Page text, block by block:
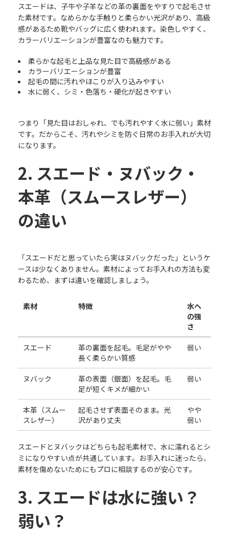
スエードは、子牛や子羊などの革の裏面をやすりで起毛させ
た素材です。なめらかな手触りと柔らかい光沢があり、高級
感があるため靴やバッグに広く使われます。染色しやすく、
カラーバリエーションが豊富なのも魅力です。
柔らかな起毛と上品な見た目で高級感がある
カラーバリエーションが豊富
起毛の間に汚れやほこりが入り込みやすい
水に弱く、シミ・色落ち・硬化が起きやすい
つまり「見た目はおしゃれ、でも汚れやすく水に弱い」素材
です。だからこそ、汚れやシミを防ぐ日常のお手入れが大切
になります。
2. スエード・ヌバック・
本革（スムースレザー）
の違い
「スエードだと思っていたら実はヌバックだった」というケ
ースは少なくありません。素材によってお手入れの方法も変
わるため、まずは違いを確認しましょう。
素材 特徴
水へ
の強
さ
スエード
革の裏面を起毛。毛足がやや
長く柔らかい質感
弱い
ヌバック
革の表面（銀面）を起毛。毛
足が短くキメが細かい
弱い
本革（スムー
スレザー）
起毛させず表面そのまま。光
沢があり丈夫
やや
弱い
スエードとヌバックはどちらも起毛素材で、水に濡れるとシ
ミになりやすい点が共通しています。お手入れに迷ったら、
素材を傷めないためにもプロに相談するのが安心です。
3. スエードは水に強い？
弱い？